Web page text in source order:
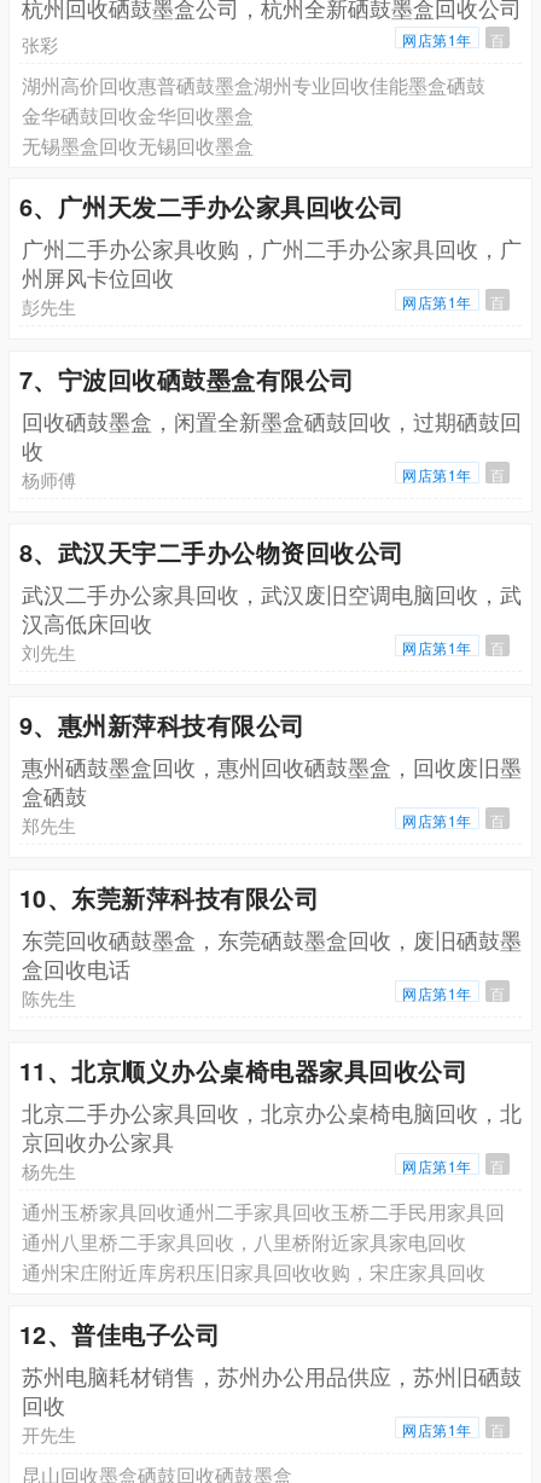
杭州回收硒鼓墨盒公司，杭州全新硒鼓墨盒回收公司
张彩 网店第1年 百
湖州高价回收惠普硒鼓墨盒湖州专业回收佳能墨盒硒鼓
金华硒鼓回收金华回收墨盒
无锡墨盒回收无锡回收墨盒
6、广州天发二手办公家具回收公司
广州二手办公家具收购，广州二手办公家具回收，广
州屏风卡位回收
彭先生 网店第1年 百
7、宁波回收硒鼓墨盒有限公司
回收硒鼓墨盒，闲置全新墨盒硒鼓回收，过期硒鼓回
收
杨师傅 网店第1年 百
8、武汉天宇二手办公物资回收公司
武汉二手办公家具回收，武汉废旧空调电脑回收，武
汉高低床回收
刘先生 网店第1年 百
9、惠州新萍科技有限公司
惠州硒鼓墨盒回收，惠州回收硒鼓墨盒，回收废旧墨
盒硒鼓
郑先生 网店第1年 百
10、东莞新萍科技有限公司
东莞回收硒鼓墨盒，东莞硒鼓墨盒回收，废旧硒鼓墨
盒回收电话
陈先生 网店第1年 百
11、北京顺义办公桌椅电器家具回收公司
北京二手办公家具回收，北京办公桌椅电脑回收，北
京回收办公家具
杨先生 网店第1年 百
通州玉桥家具回收通州二手家具回收玉桥二手民用家具回
通州八里桥二手家具回收，八里桥附近家具家电回收
通州宋庄附近库房积压旧家具回收收购，宋庄家具回收
12、普佳电子公司
苏州电脑耗材销售，苏州办公用品供应，苏州旧硒鼓
回收
开先生 网店第1年 百
昆山回收墨盒硒鼓回收硒鼓墨盒